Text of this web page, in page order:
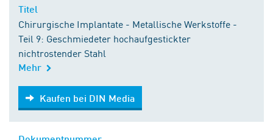
Chirurgische Implantate - Metallische Werkstoffe -
Teil 9: Geschmiedeter hochaufgestickter
nichtrostender Stahl
Mehr
Kaufen bei DIN Media
Kaufen bei DIN Media